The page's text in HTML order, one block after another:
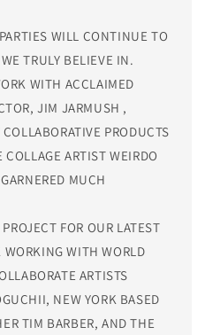
WILL CONTINUE TO
TRULY BELIEVE IN.
WITH ACCLAIMED
JIM JARMUSH ,
PRODUCTS
ARTIST WEIRDO
MUCH
FOR OUR LATEST
WITH WORLD
ARTISTS
NEW YORK BASED
TIM BARBER, AND THE